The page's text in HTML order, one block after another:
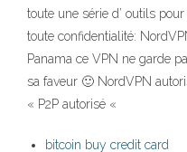
toute une série d’ outils
toute confidentialité:
Panama ce VPN ne garde
sa faveur 🙂 NordVPN
« P2P autorisé «
bitcoin buy credit card